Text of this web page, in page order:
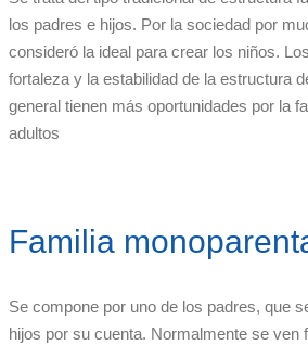
los padres e hijos. Por la sociedad por
consideró la ideal para crear los niños.
fortaleza y la estabilidad de la estructura
general tienen más oportunidades por la
adultos
Familia
Se compone por uno de los padres, que
hijos por su cuenta. Normalmente se ven